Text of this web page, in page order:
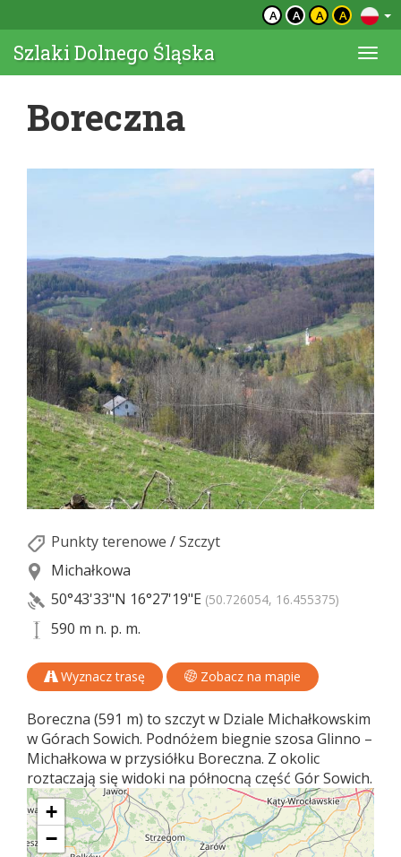
A A A A
Szlaki Dolnego Śląska
Boreczna
Punkty terenowe /Szczyt
Michałkowa
50°43'33"N 16°27'19"E (50.726054, 16.455375)
590 m n. p. m.
Wyznacz trasę Zobacz na mapie
Boreczna (591 m) to szczyt w Dziale Michałkowskim
w Górach Sowich. Podnóżem biegnie szosa Glinno –
Michałkowa w przysiółku Boreczna. Z okolic
roztaczają się widoki na północną część Gór Sowich.
+
−